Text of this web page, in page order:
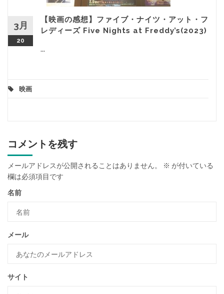
3月
20
【映画の感想】ファイブ・ナイツ・アット・フ
レディーズ Five Nights at Freddy’s(2023)
...
映画
コメントを残す
メールアドレスが公開されることはありません。 ※ が付いている
欄は必須項目です
名前
メール
サイト